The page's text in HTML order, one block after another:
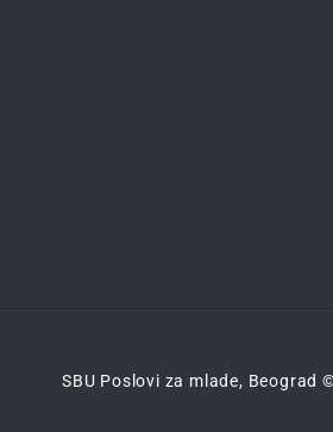
SBU Poslovi za mlade, Beograd